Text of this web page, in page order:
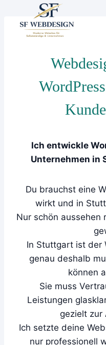
Inhalt
springen
Ich entwickle
Unternehmen in
Du brauchst eine
wirkt und in
Nur schön aussehen
In Stuttgart ist der
genau deshalb
können
Sie muss
Leistungen
gezielt zur
Ich setzte deine
nur professionell